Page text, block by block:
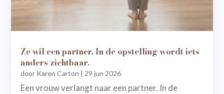
Ze wil een partner. In de opstelling wordt iets
anders zichtbaar.
door Karen Carton | 29 jun 2026
Een vrouw verlangt naar een partner. In de